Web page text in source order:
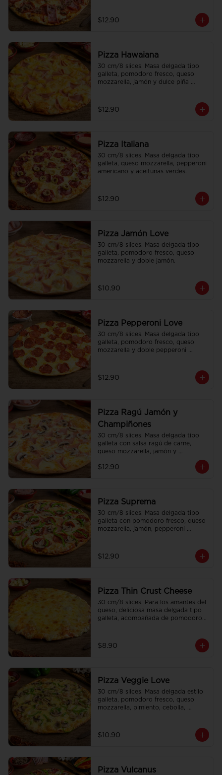
$12.90
Pizza Hawaiana
30 cm/8 slices. Masa delgada tipo
galleta, pomodoro fresco, queso
mozzarella, jamón y dulce piña
$12.90
Pizza Italiana
30 cm/8 slices. Masa delgada tipo
galleta, queso mozzarella, pepperoni
americano y aceitunas verdes.
$12.90
Pizza Jamón Love
30 cm/8 slices. Masa delgada tipo
galleta, pomodoro fresco, queso
mozzarella y doble jamón.
$10.90
Pizza Pepperoni Love
30 cm/8 slices. Masa delgada tipo
galleta, pomodoro fresco, queso
mozzarella y doble pepperoni
$12.90
Pizza Ragú Jamón y
Champiñones
30 cm/8 slices. Masa delgada tipo
galleta con salsa ragú de carne,
queso mozzarella, jamón y
$12.90
Pizza Suprema
30 cm/8 slices. Masa delgada tipo
galleta con pomodoro fresco, queso
mozzarella, jamón, pepperoni
$12.90
Pizza Thin Crust Cheese
30 cm/8 slices. Para los amantes del
queso, deliciosa masa delgada tipo
galleta, acompañada de pomodoro
$8.90
Pizza Veggie Love
30 cm/8 slices. Masa delgada estilo
galleta, pomodoro fresco, queso
mozzarella, pimiento, cebolla,
$10.90
Pizza Vulcanus